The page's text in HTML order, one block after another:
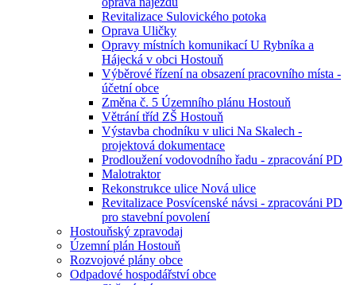
Revitalizace Sulovického potoka
Oprava Uličky
Opravy místních komunikací U Rybníka a
Hájecká v obci Hostouň
Výběrové řízení na obsazení pracovního místa -
účetní obce
Změna č. 5 Územního plánu Hostouň
Větrání tříd ZŠ Hostouň
Výstavba chodníku v ulici Na Skalech -
projektová dokumentace
Prodloužení vodovodního řadu - zpracování PD
Malotraktor
Rekonstrukce ulice Nová ulice
Revitalizace Posvícenské návsi - zpracováni PD
pro stavební povolení
Hostouňský zpravodaj
Územní plán Hostouň
Rozvojové plány obce
Odpadové hospodářství obce